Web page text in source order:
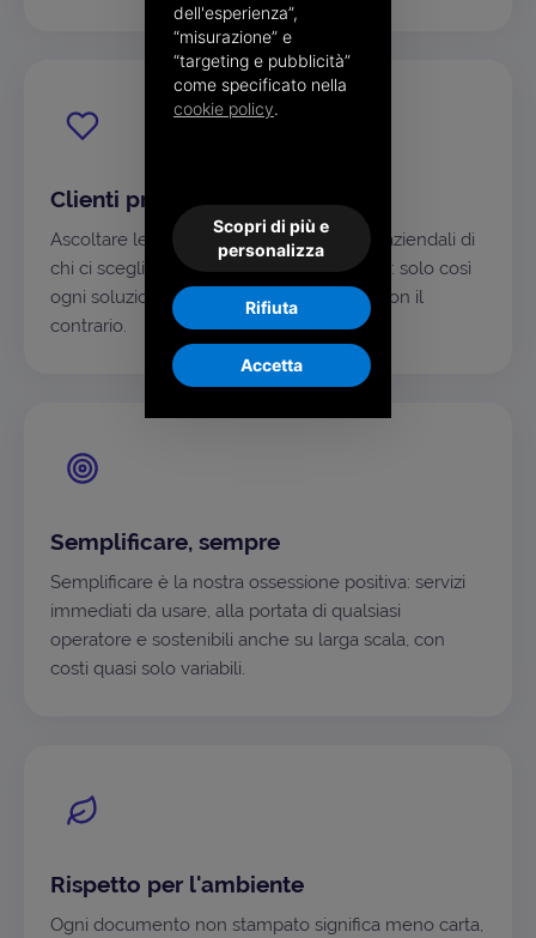
Clienti prima di tutto
Ascoltare le esigenze e capire i processi aziendali di
chi ci sceglie è il nostro punto di partenza: solo così
ogni soluzione si adatta al singolo caso, non il
contrario.
Semplificare, sempre
Semplificare è la nostra ossessione positiva: servizi
immediati da usare, alla portata di qualsiasi
operatore e sostenibili anche su larga scala, con
costi quasi solo variabili.
Rispetto per l'ambiente
Ogni documento non stampato significa meno carta,
dell'esperienza”,
“misurazione” e
“targeting e pubblicità”
come specificato nella
cookie policy.
Scopri di più e
personalizza
Rifiuta
Accetta